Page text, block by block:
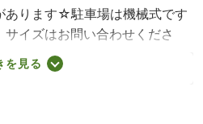
あります☆駐車場は機械式です
サイズはお問い合わせくださ
ルコニーは南向きです！・賃
ん保証 月額賃料等の（１）入
なります。）・鍵交換代：あ
を見る